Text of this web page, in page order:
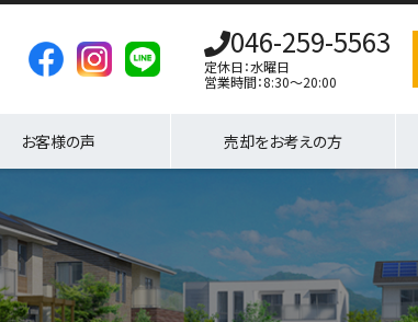
046-259-5563
定休日：水曜日
営業時間：8:30～20:00
お客様の声 売却をお考えの方